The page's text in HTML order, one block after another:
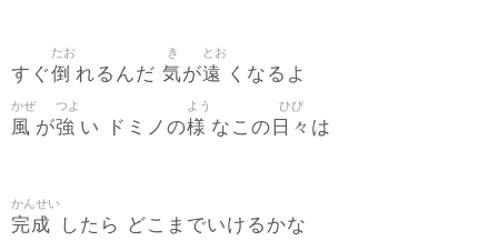
すぐ倒
たお
れるんだ 気
き
が遠
とお
くなるよ
風
かぜ
が強
つよ
い ドミノの様
よう
なこの 日々
ひび
は
完成
かんせい
したら どこまでいけるかな